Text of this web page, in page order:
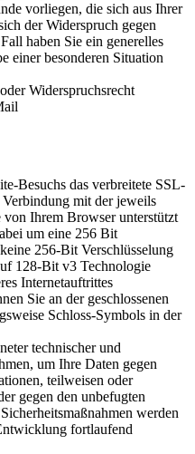
vorliegen, die sich aus Ihrer
der Widerspruch gegen
haben Sie ein generelles
einer besonderen Situation
Widerspruchsrecht
Besuchs das verbreitete SSL-
mit der jeweils
von Ihrem Browser unterstützt
um eine 256 Bit
256-Bit Verschlüsselung
128-Bit v3 Technologie
Internetauftrittes
Sie an der geschlossenen
Schloss-Symbols in der
technischer und
um Ihre Daten gegen
teilweisen oder
gegen den unbefugten
werden
fortlaufend